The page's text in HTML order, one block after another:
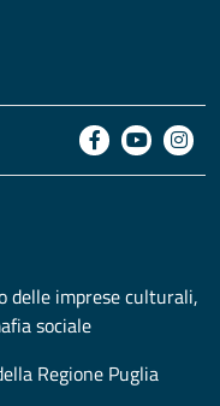
delle imprese culturali,
sociale
Regione Puglia